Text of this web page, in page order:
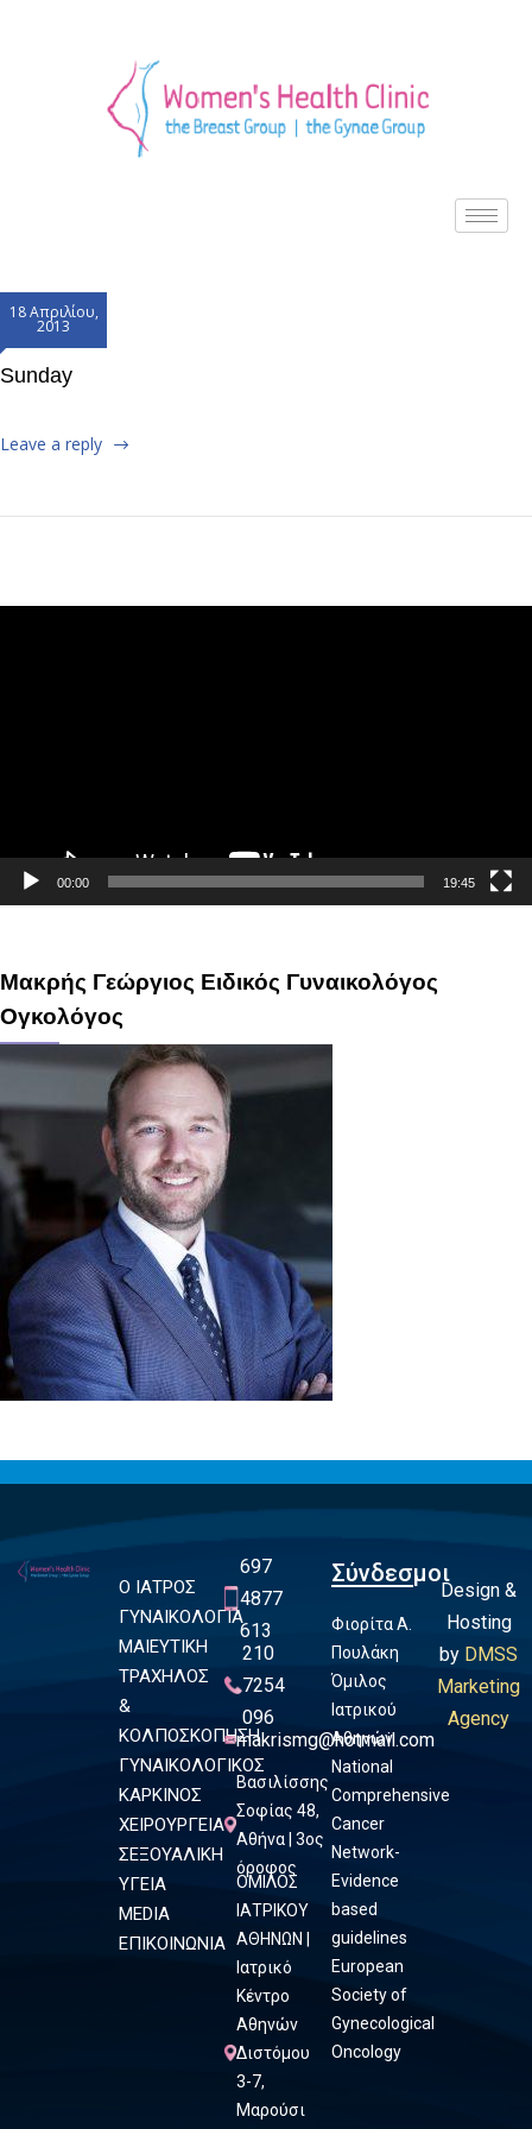
18 Απριλίου,
2013
Sunday
Leave a reply
Πρόγραμμα
00:00 19:45
Μακρής Γεώργιος Ειδικός Γυναικολόγος
Ογκολόγος
Ο ΙΑΤΡΟΣ
ΓΥΝΑΙΚΟΛΟΓΙΑ
ΜΑΙΕΥΤΙΚΗ
ΤΡΑΧΗΛΟΣ
&
ΚΟΛΠΟΣΚΟΠΗΣΗ
ΓΥΝΑΙΚΟΛΟΓΙΚΟΣ
ΚΑΡΚΙΝΟΣ
ΧΕΙΡΟΥΡΓΕΙΑ
ΣΕΞΟΥΑΛΙΚΗ
ΥΓΕΙΑ
MEDIA
ΕΠΙΚΟΙΝΩΝΙΑ
697
4877
613
210
7254
096
makrismg@hotmail.com
Βασιλίσσης
Σοφίας 48,
Αθήνα | 3ος
όροφος
ΟΜΙΛΟΣ
ΙΑΤΡΙΚΟΥ
ΑΘΗΝΩΝ |
Ιατρικό
Κέντρο
Αθηνών
Διστόμου
3-7,
Μαρούσι
Σύνδεσμοι
Φιορίτα Α.
Πουλάκη
Όμιλος
Ιατρικού
Αθηνών
National
Comprehensive
Cancer
Network-
Evidence
based
guidelines
European
Society of
Gynecological
Oncology
Design &
Hosting
by DMSS
Marketing
Agency